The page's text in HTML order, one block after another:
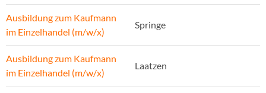
Ausbildung zum Kaufmann
im Einzelhandel (m/w/x)
Springe
Ausbildung zum Kaufmann
im Einzelhandel (m/w/x)
Laatzen